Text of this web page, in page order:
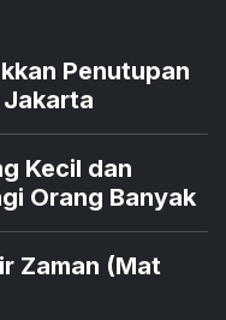
Penutupan
Jakarta
Kecil dan
Bagi Orang Banyak
Zaman (Mat